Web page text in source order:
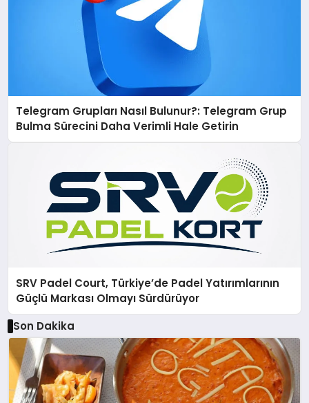
Telegram Grupları Nasıl Bulunur?: Telegram Grup
Bulma Sürecini Daha Verimli Hale Getirin
SRV Padel Court, Türkiye’de Padel Yatırımlarının
Güçlü Markası Olmayı Sürdürüyor
Son Dakika